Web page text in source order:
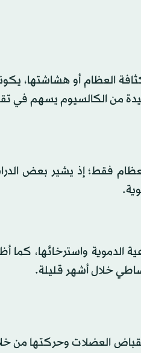
العظام أو هشاشتها،
من الكالسيوم يسهم في
فقط؛ إذ يشير بعض
الدموية واسترخائها،
خلال أشهر قليلة.
العضلات وحركتها من